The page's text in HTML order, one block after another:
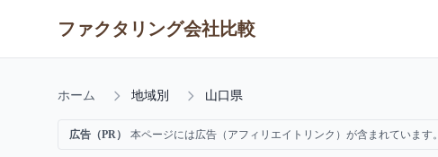
ファクタリング会社比較
ホーム 地域別 山口県
広告（PR） 本ページには広告（アフィリエイトリンク）が含まれています。